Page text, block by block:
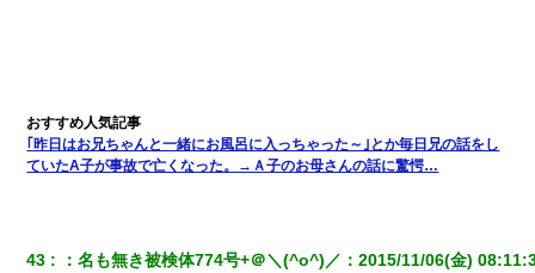
｢昨日はお兄ちゃんと一緒にお風呂に入っちゃった～｣とか毎日兄の話をし
ていたA子が事故で亡くなった。→Ａ子のお母さんの話に驚愕…
43 ：名も無き被検体774号+＠＼(^o^)／ ：2015/11/06(金)